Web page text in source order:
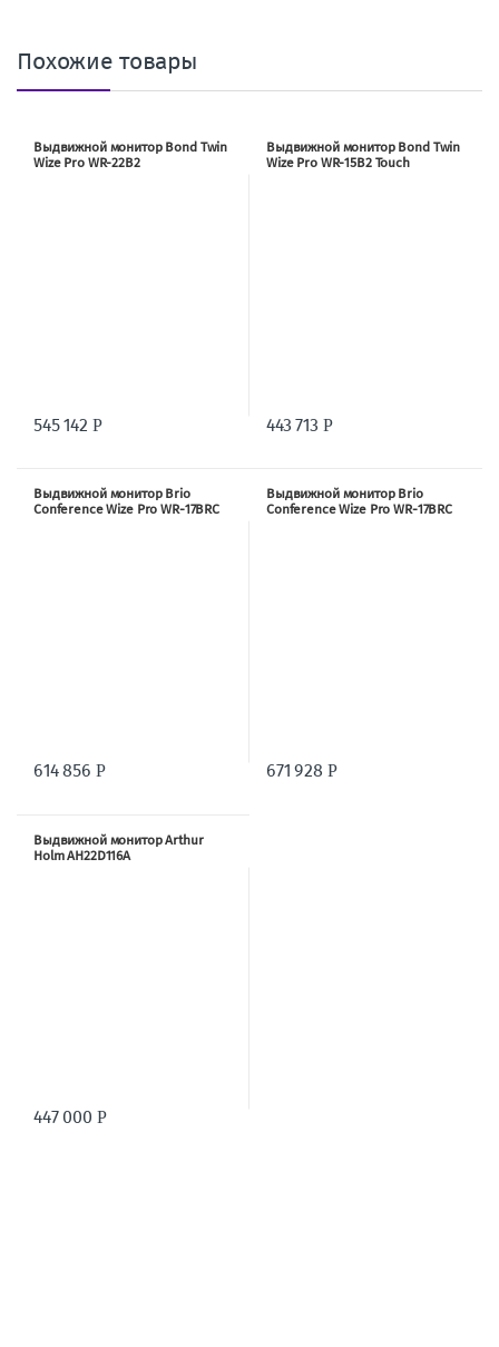
Похожие товары
Выдвижной монитор Bond Twin
Wize Pro WR-22B2
545 142 Р
Выдвижной монитор Bond Twin
Wize Pro WR-15B2 Touch
443 713 Р
Выдвижной монитор Brio
Conference Wize Pro WR-17BRC
614 856 Р
Выдвижной монитор Brio
Conference Wize Pro WR-17BRC
671 928 Р
Выдвижной монитор Arthur
Holm AH22D116A
447 000 Р